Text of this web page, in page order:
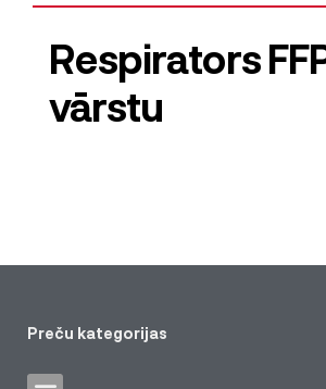
Respirators
vārstu
Preču kategorijas